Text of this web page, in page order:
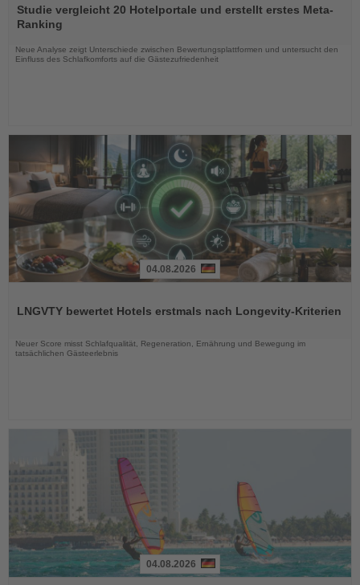
Sie
die
Nachrichten
Studie vergleicht 20 Hotelportale und erstellt erstes Meta-
Ranking
Neue Analyse zeigt Unterschiede zwischen Bewertungsplattformen und untersucht den
Einfluss des Schlafkomforts auf die Gästezufriedenheit
die
04.08.2026
LNGVTY bewertet Hotels erstmals nach Longevity-Kriterien
Neuer Score misst Schlafqualität, Regeneration, Ernährung und Bewegung im
tatsächlichen Gästeerlebnis
04.08.2026